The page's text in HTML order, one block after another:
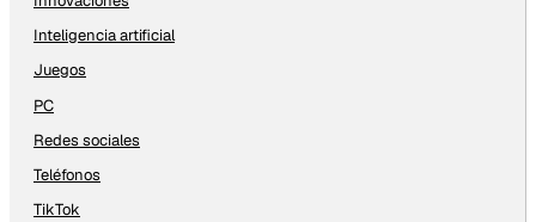
Inteligencia artificial
Juegos
PC
Redes sociales
Teléfonos
TikTok